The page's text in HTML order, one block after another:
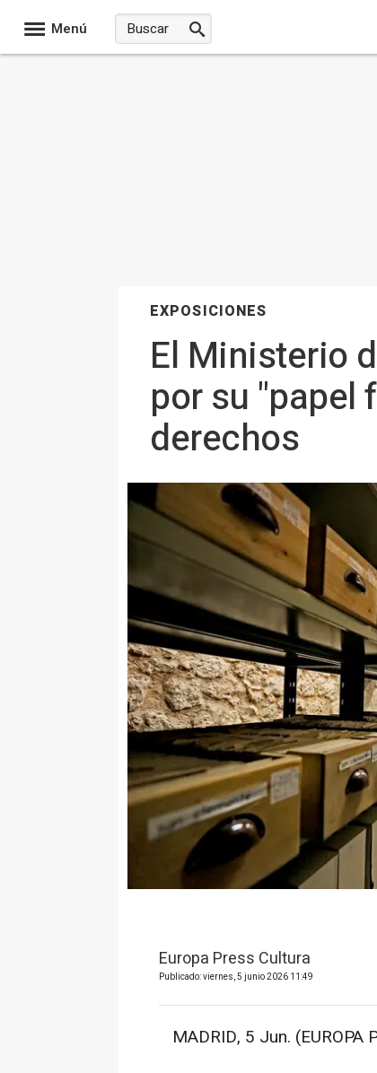
Menú
EXPOSICIONES
El Ministerio
por su "papel
derechos
Europa Press Cultura
Publicado: viernes, 5 junio 2026 11:49
MADRID, 5 Jun. (EUROPA